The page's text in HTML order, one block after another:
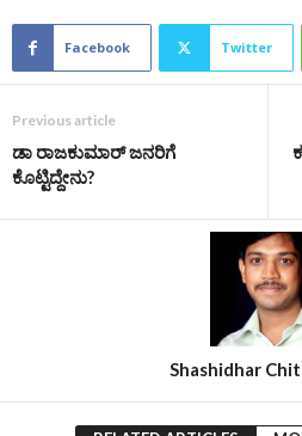
Facebook Twitter
Previous article
ಡಾ ರಾಜಕುಮಾರ್ ಜನರಿಗೆ
ಕೊಟ್ಟಿದ್ದೇನು?
Shashidhar